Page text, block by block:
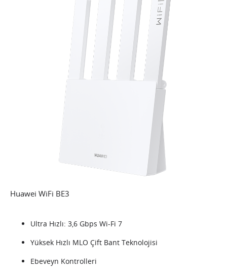
Huawei WiFi BE3
Ultra Hızlı: 3,6 Gbps Wi-Fi 7
Yüksek Hızlı MLO Çift Bant Teknolojisi
Ebeveyn Kontrolleri